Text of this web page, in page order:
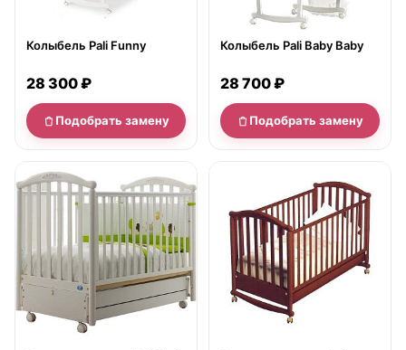
Колыбель Pali Funny
28 300 ₽
Подобрать замену
Колыбель Pali Baby Baby
28 700 ₽
Подобрать замену
нет в продаже